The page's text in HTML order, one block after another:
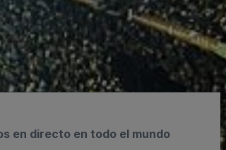
en directo en todo el mundo